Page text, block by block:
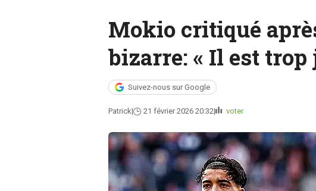
Mokio critiqué
bizarre: « Il est trop
Suivez-nous sur Google
Patrick 21 février 2026 20:32 voter